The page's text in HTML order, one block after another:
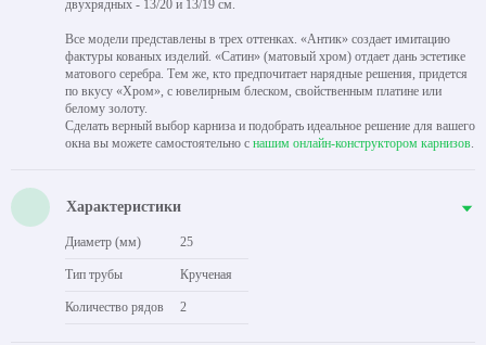
двухрядных - 13/20 и 13/19 см.
Все модели представлены в трех оттенках. «Антик» создает имитацию
фактуры кованых изделий. «Сатин» (матовый хром) отдает дань эстетике
матового серебра. Тем же, кто предпочитает нарядные решения, придется
по вкусу «Хром», с ювелирным блеском, свойственным платине или
белому золоту.
Сделать верный выбор карниза и подобрать идеальное решение для вашего
окна вы можете самостоятельно с нашим онлайн-конструктором карнизов.
Характеристики
Диаметр (мм) 25
Тип трубы Крученая
Количество рядов 2